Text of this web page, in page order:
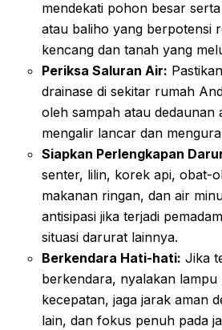
mendekati pohon besar
atau baliho yang berpotensi
kencang dan tanah yang
Periksa Saluran Air:
drainase di sekitar rumah
oleh sampah atau dedaunan
mengalir lancar dan
Siapkan Perlengkapan
senter, lilin, korek api, obat-
makanan ringan, dan air
antisipasi jika terjadi
situasi darurat lainnya.
Berkendara Hati-hati: Jika
berkendara, nyalakan lampu
kecepatan, jaga jarak aman
lain, dan fokus penuh pada